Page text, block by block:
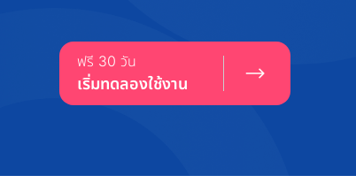
ฟรี 30 วัน
เริ่มทดลองใช้งาน